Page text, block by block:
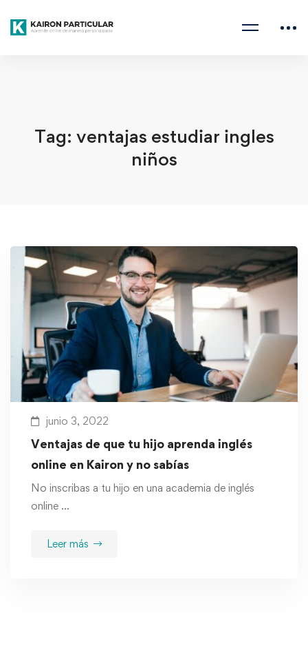
Home ventajas estudiar ingles niños
Tag: ventajas estudiar ingles
niños
junio 3, 2022
Ventajas de que tu hijo aprenda inglés
online en Kairon y no sabías
No inscribas a tu hijo en una academia de inglés
online …
Leer más